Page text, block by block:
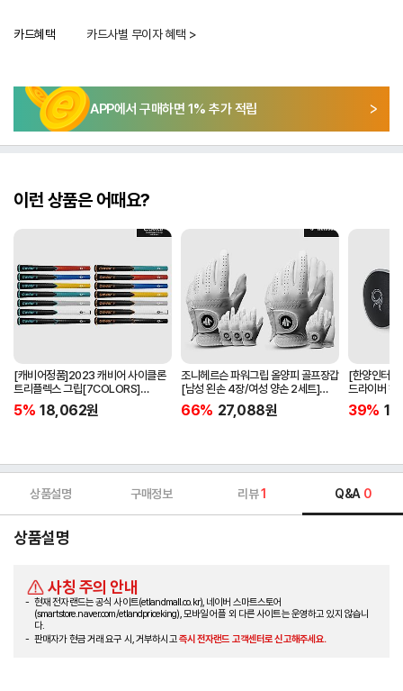
카드혜택 카드사별 무이자 혜택 >
APP에서 구매하면 1% 추가 적립
이런 상품은 어때요?
[캐비어정품]2023 캐비어 사이클론
트리플렉스 그립[7COLORS]
[라운드][39g/42g/46g/50g]
[R/S 토크]
5% 18,062원
조니헤르슨 파워그립 올양피 골프장갑
[남성 왼손 4장/여성 양손 2세트]
[화이트][케이스포함]
66% 27,088원
[한양인터
드라이버 헤
[HD-302]
39%
상품설명 구매정보 리뷰1 Q&A 0
상품설명
사칭 주의 안내
현재 전자랜드는 공식 사이트(etlandmall.co.kr), 네이버 스마트스토어
(smartstore.naver.com/etlandpriceking), 모바일 어플 외 다른 사이트는 운영하고 있지 않습니
다.
판매자가 현금 거래 요구 시, 거부하시고즉시 전자랜드 고객센터로 신고해주세요.